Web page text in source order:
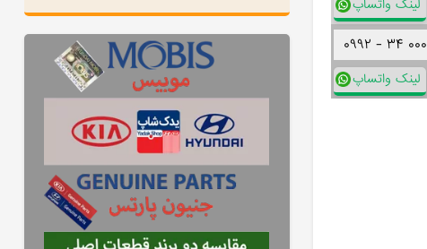
لینک واتساپ
۰۹۹۲ - ۳۴ ۰۰۰
لینک واتساپ